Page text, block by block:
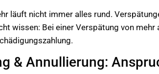
läuft nicht immer alles rund.
wissen: Bei einer Verspätung von mehr
& Annullierung: